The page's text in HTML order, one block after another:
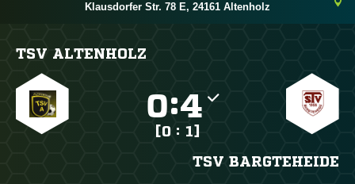
Klausdorfer Str. 78 E, 24161 Altenholz
TSV ALTENHOLZ
:
[0 : 1]
TSV BARGTEHEIDE